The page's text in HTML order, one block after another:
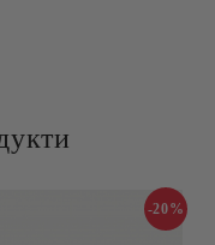
-20%